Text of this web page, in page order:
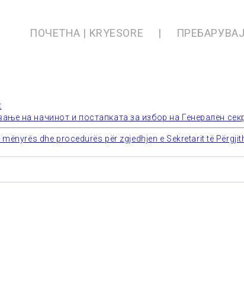
ПОЧЕТНА | KRYESORE ПРЕБАРУВАЈ
на начинот и постапката за избор на Генерален
dhe procedurës për zgjedhjen e Sekretarit të